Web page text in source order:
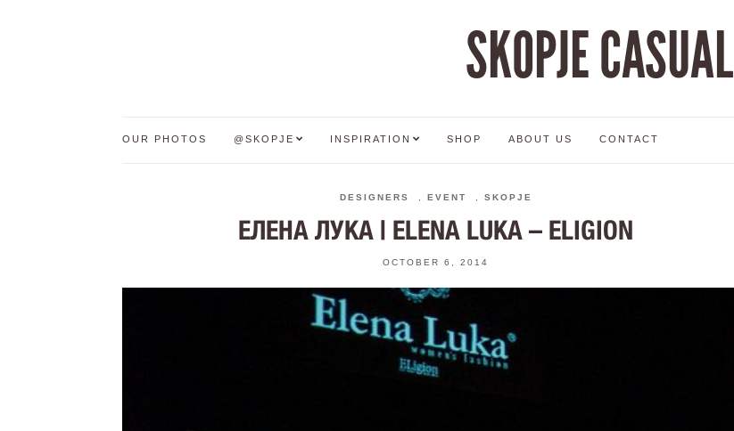
SKOPJE CASUAL
OUR PHOTOS @SKOPJE INSPIRATION SHOP ABOUT US CONTACT
DESIGNERS EVENT SKOPJE
ЕЛЕНА ЛУКА | ELENA LUKA – ELIGION
OCTOBER 6, 2014